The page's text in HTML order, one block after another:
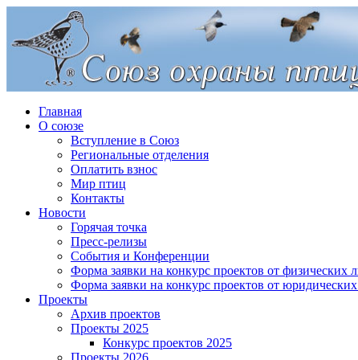
Главная
О союзе
Вступление в Союз
Региональные отделения
Оплатить взнос
Мир птиц
Контакты
Новости
Горячая точка
Пресс-релизы
События и Конференции
Форма заявки на конкурс проектов от физических
Форма заявки на конкурс проектов от
Проекты
Архив проектов
Проекты 2025
Конкурс проектов 2025
Проекты 2026